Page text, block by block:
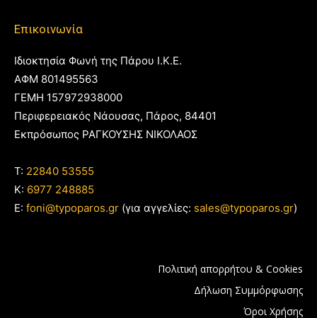
Επικοινωνία
Ιδιοκτησία Φωνή της Πάρου Ι.Κ.Ε.
ΑΦΜ 801495563
ΓΕΜΗ 157972938000
Περιφερειακός Νάουσας, Πάρος, 84401
Εκπρόσωπος ΡΑΓΚΟΥΣΗΣ ΝΙΚΟΛΑΟΣ
T: 22840 53555
Κ: 6977 248885
E: foni@typoparos.gr (για αγγελίες: sales@typoparos.gr)
Πολιτική απορρήτου & Cookies
Δήλωση Συμμόρφωσης
Όροι Χρήσης